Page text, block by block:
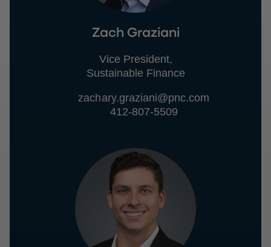
Zach Graziani
Vice President,
Sustainable Finance
zachary.graziani@pnc.com
412-807-5509